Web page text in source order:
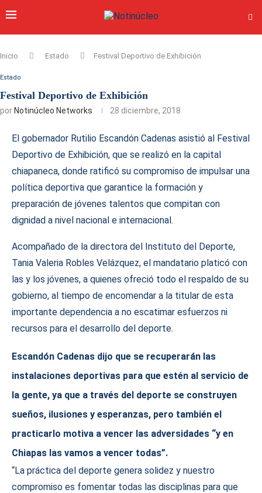
Inicio Estado Festival Deportivo de Exhibición
Estado
Festival Deportivo de Exhibición
por Notinúcleo Networks 28 diciembre, 2018
El gobernador Rutilio Escandón Cadenas asistió al Festival
Deportivo de Exhibición, que se realizó en la capital
chiapaneca, donde ratificó su compromiso de impulsar una
política deportiva que garantice la formación y
preparación de jóvenes talentos que compitan con
dignidad a nivel nacional e internacional.
Acompañado de la directora del Instituto del Deporte,
Tania Valeria Robles Velázquez, el mandatario platicó con
las y los jóvenes, a quienes ofreció todo el respaldo de su
gobierno, al tiempo de encomendar a la titular de esta
importante dependencia a no escatimar esfuerzos ni
recursos para el desarrollo del deporte.
Escandón Cadenas dijo que se recuperarán las
instalaciones deportivas para que estén al servicio de
la gente, ya que a través del deporte se construyen
sueños, ilusiones y esperanzas, pero también el
practicarlo motiva a vencer las adversidades “y en
Chiapas las vamos a vencer todas”.
“La práctica del deporte genera solidez y nuestro
compromiso es fomentar todas las disciplinas para que